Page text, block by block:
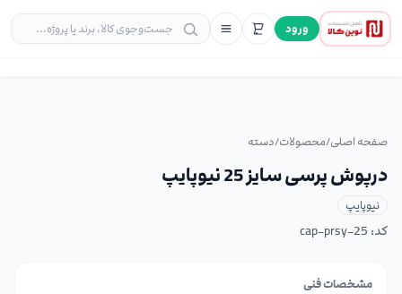
ورود
صفحه اصلی/محصولات/دسته
درپوش پرسی سایز 25 نیوپایپ
نیوپایپ
کد: cap-prsy-25
مشخصات فنی